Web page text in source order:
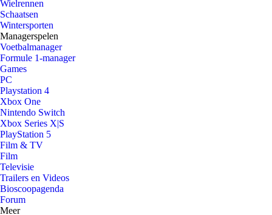
Wielrennen
Schaatsen
Wintersporten
Managerspelen
Voetbalmanager
Formule 1-manager
Games
PC
Playstation 4
Xbox One
Nintendo Switch
Xbox Series X|S
PlayStation 5
Film & TV
Film
Televisie
Trailers en Videos
Bioscoopagenda
Forum
Meer